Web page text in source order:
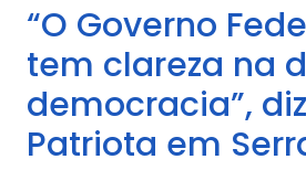
“O Governo
tem clareza na
democracia”,
Patriota em